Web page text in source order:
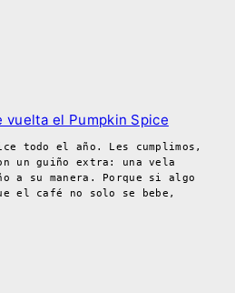
vuelta el Pumpkin Spice
todo el año. Les cumplimos,
un guiño extra: una vela
a su manera. Porque si algo
el café no solo se bebe,